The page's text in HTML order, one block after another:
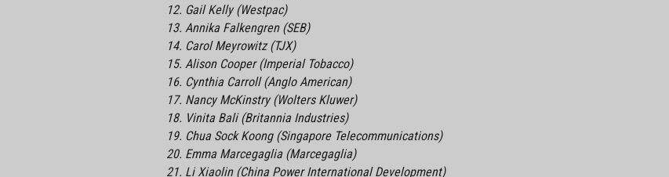
12. Gail Kelly (Westpac)
13. Annika Falkengren (SEB)
14. Carol Meyrowitz (TJX)
15. Alison Cooper (Imperial Tobacco)
16. Cynthia Carroll (Anglo American)
17. Nancy McKinstry (Wolters Kluwer)
18. Vinita Bali (Britannia Industries)
19. Chua Sock Koong (Singapore Telecommunications)
20. Emma Marcegaglia (Marcegaglia)
21. Li Xiaolin (China Power International Development)